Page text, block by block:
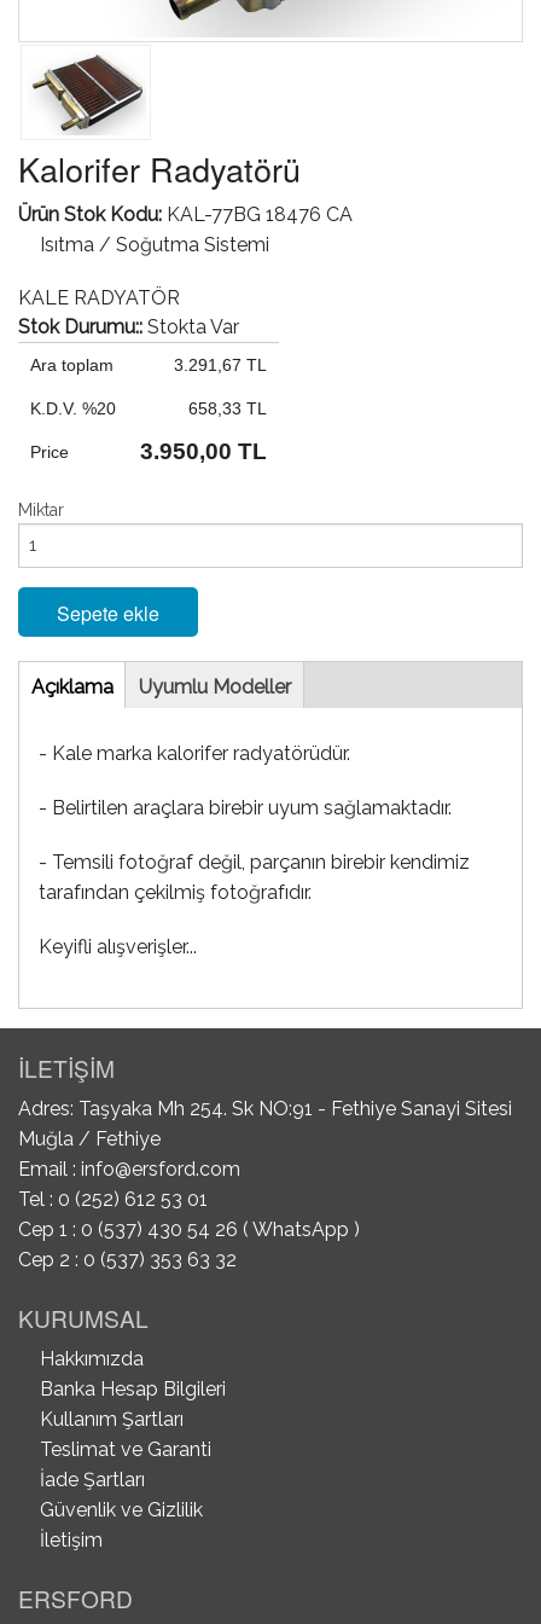
Kalorifer Radyatörü
Ürün Stok Kodu: KAL-77BG 18476 CA
Isıtma / Soğutma Sistemi
KALE RADYATÖR
Stok Durumu:: Stokta Var
Ara toplam 3.291,67 TL
K.D.V. %20 658,33 TL
Price 3.950,00 TL
Miktar
Sepete ekle
Tab
Açıklama(etkinUyumlu Modeller
- Kale marka kalorifer radyatörüdür.
- Belirtilen araçlara birebir uyum sağlamaktadır.
- Temsili fotoğraf değil, parçanın birebir kendimiz
tarafından çekilmiş fotoğrafıdır.
Keyifli alışverişler...
İLETİŞİM
Adres: Taşyaka Mh 254. Sk NO:91 - Fethiye Sanayi Sitesi
Muğla / Fethiye
Email : info@ersford.com
Tel : 0 (252) 612 53 01
Cep 1 : 0 (537) 430 54 26 ( WhatsApp )
Cep 2 : 0 (537) 353 63 32
KURUMSAL
Hakkımızda
Banka Hesap Bilgileri
Kullanım Şartları
Teslimat ve Garanti
İade Şartları
Güvenlik ve Gizlilik
İletişim
ERSFORD